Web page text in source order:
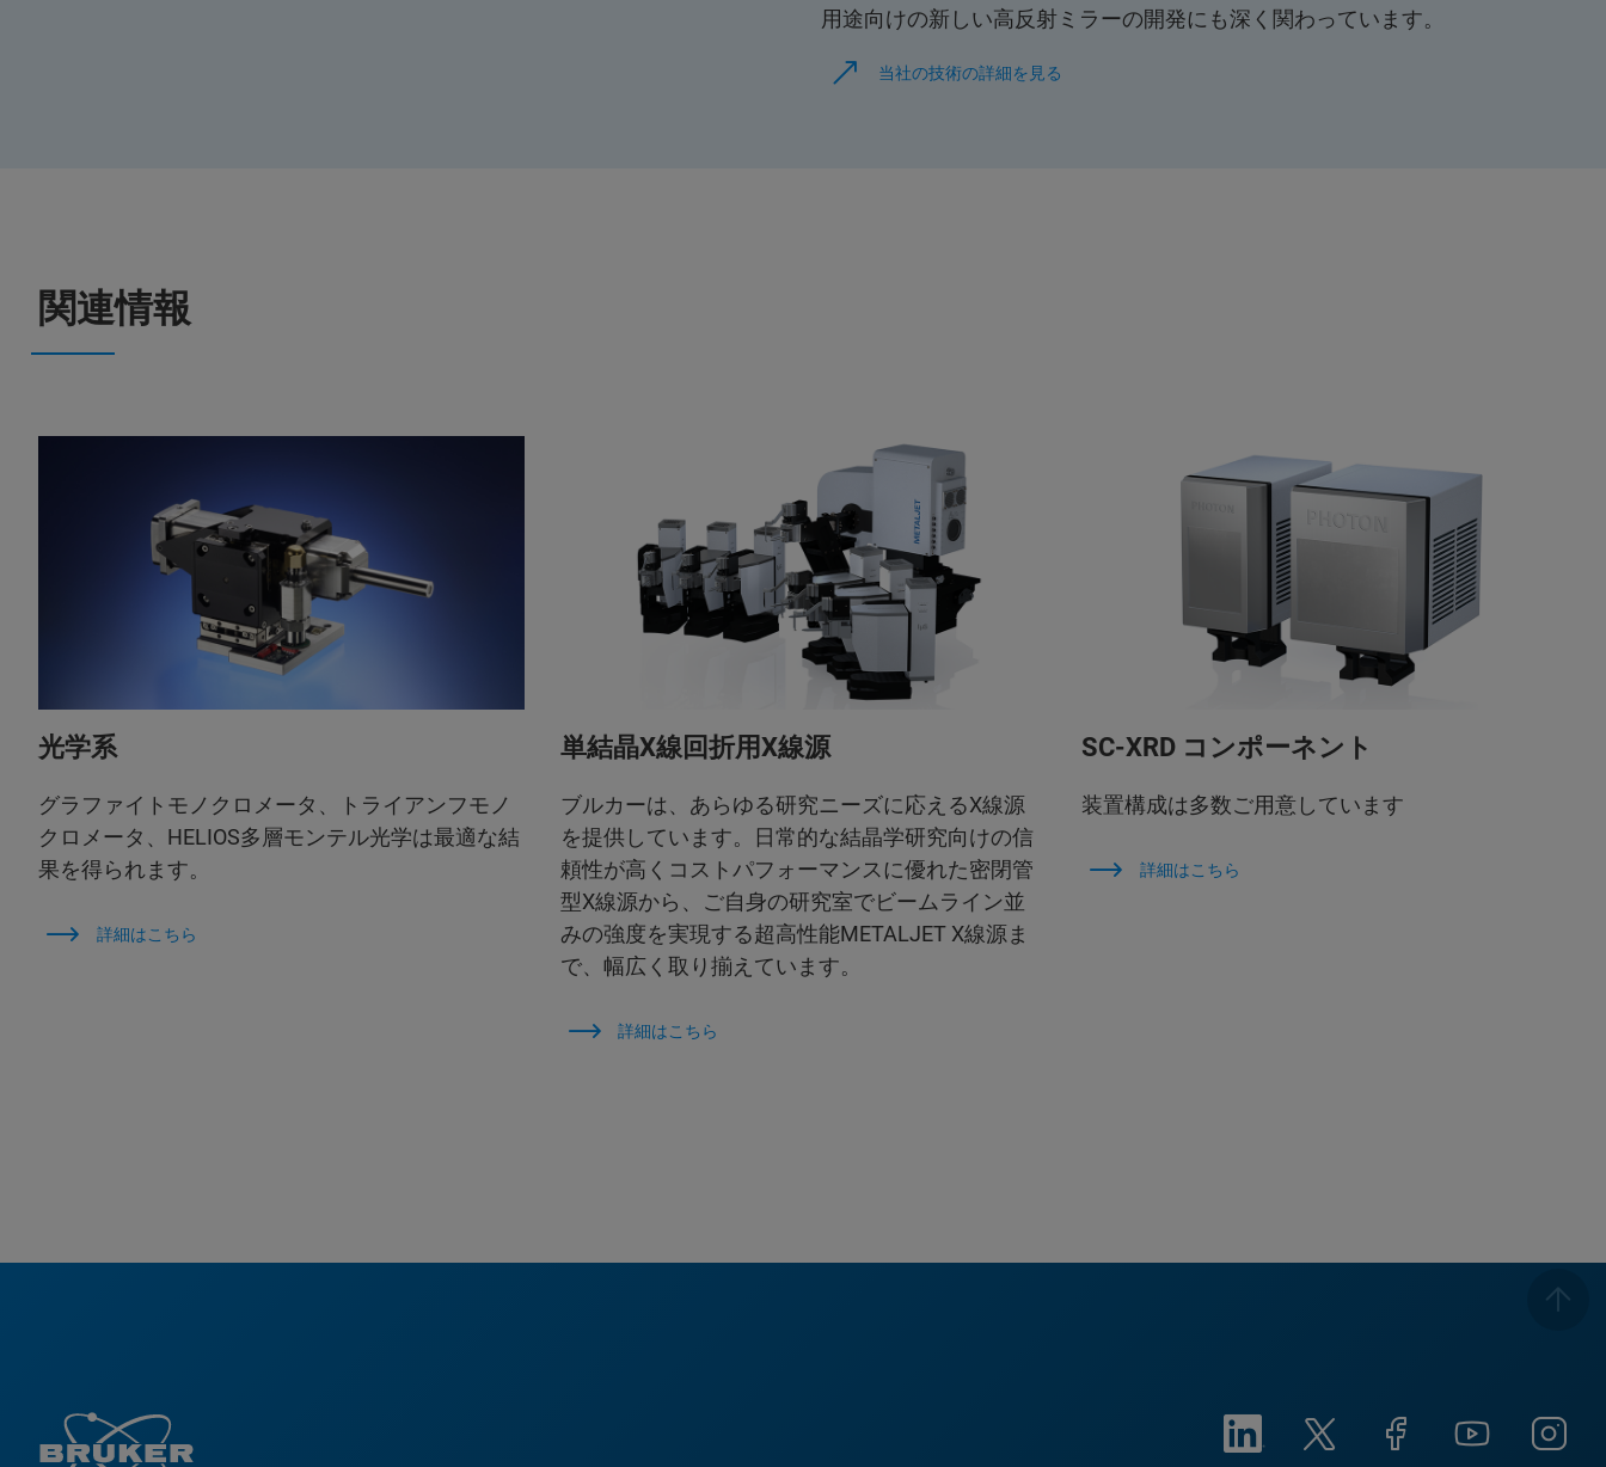
用途向けの新しい高反射ミラーの開発にも深く関わっています。
当社の技術の詳細を見る
関連情報
光学系
グラファイトモノクロメータ、トライアンフモノ
クロメータ、HELIOS多層モンテル光学は最適な結
果を得られます。
詳細はこちら
単結晶X線回折用X線源
ブルカーは、あらゆる研究ニーズに応えるX線源
を提供しています。日常的な結晶学研究向けの信
頼性が高くコストパフォーマンスに優れた密閉管
型X線源から、ご自身の研究室でビームライン並
みの強度を実現する超高性能METALJET X線源ま
で、幅広く取り揃えています。
詳細はこちら
SC-XRD コンポーネント
装置構成は多数ご用意しています
詳細はこちら